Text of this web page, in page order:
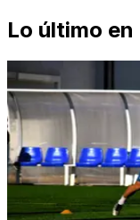
Lo último en